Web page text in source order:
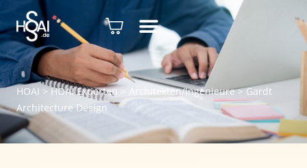
HOAI > HOAI Experten> Architekten/Ingenieure>Gardt
Architecture Design